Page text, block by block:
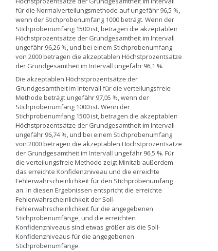
für die Normalverteilungsmethode auf ungefähr 96,5 %,
wenn der Stichprobenumfang 1000 beträgt. Wenn der
Stichprobenumfang 1500 ist, betragen die akzeptablen
Höchstprozentsätze der Grundgesamtheit im Intervall
ungefähr 96,26 %, und bei einem Stichprobenumfang
von 2000 betragen die akzeptablen Höchstprozentsätze
der Grundgesamtheit im Intervall ungefähr 96,1 %.
Die akzeptablen Höchstprozentsätze der
Grundgesamtheit im Intervall für die verteilungsfreie
Methode beträgt ungefähr 97,05 %, wenn der
Stichprobenumfang 1000 ist. Wenn der
Stichprobenumfang 1500 ist, betragen die akzeptablen
Höchstprozentsätze der Grundgesamtheit im Intervall
ungefähr 96,74 %, und bei einem Stichprobenumfang
von 2000 betragen die akzeptablen Höchstprozentsätze
der Grundgesamtheit im Intervall ungefähr 96,5 %. Für
die verteilungsfreie Methode zeigt Minitab außerdem
das erreichte Konfidenzniveau und die erreichte
Fehlerwahrscheinlichkeit für den Stichprobenumfang
an. In diesen Ergebnissen entspricht die erreichte
Fehlerwahrscheinlichkeit der Soll-
Fehlerwahrscheinlichkeit für die angegebenen
Stichprobenumfänge, und die erreichten
Konfidenzniveaus sind etwas größer als die Soll-
Konfidenzniveaus für die angegebenen
Stichprobenumfänge.